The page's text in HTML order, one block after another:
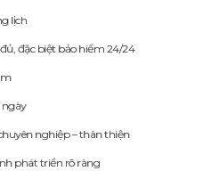
lịch
đặc biệt bảo hiểm 24/24
nghiệp – thân thiện
phát triển rõ ràng